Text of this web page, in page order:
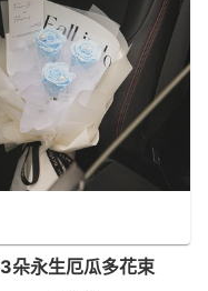
3朵永生厄瓜多花束